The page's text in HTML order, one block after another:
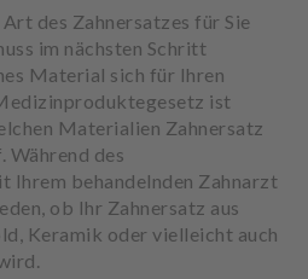
des Zahnersatzes für Sie
im nächsten Schritt
Material sich für Ihren
ist
Materialien Zahnersatz
Während des
Ihrem behandelnden Zahnarzt
ob Ihr Zahnersatz aus
Keramik oder vielleicht auch